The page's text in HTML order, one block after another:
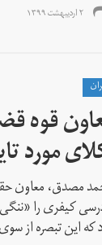
۲ اردیبهشت ۱۳۹۹
قوه
مورد
کیفری را
که این تبصره از